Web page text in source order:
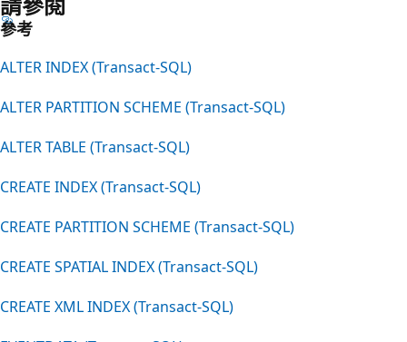
參考
ALTER INDEX (Transact-SQL)
ALTER PARTITION SCHEME (Transact-SQL)
ALTER TABLE (Transact-SQL)
CREATE INDEX (Transact-SQL)
CREATE PARTITION SCHEME (Transact-SQL)
CREATE SPATIAL INDEX (Transact-SQL)
CREATE XML INDEX (Transact-SQL)